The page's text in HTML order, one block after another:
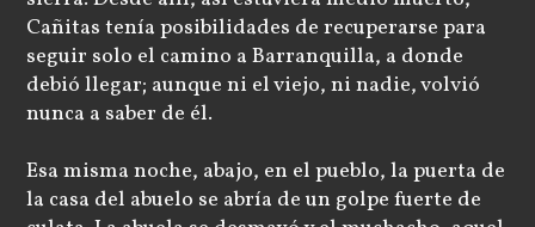
Cañitas tenía posibilidades de recuperarse para
seguir solo el camino a Barranquilla, a donde
debió llegar; aunque ni el viejo, ni nadie, volvió
nunca a saber de él.
Esa misma noche, abajo, en el pueblo, la puerta de
la casa del abuelo se abría de un golpe fuerte de